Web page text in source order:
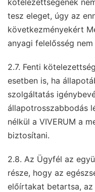
kötelezettségének
tesz eleget, úgy az
következményekért
anyagi felelősség nem
2.7. Fenti
esetben is, ha
szolgáltatás
állapotrosszabbodás
nélkül a VIVERUM a
biztosítani.
2.8. Az Ügyfél az
része, hogy az
előírtakat betartsa,